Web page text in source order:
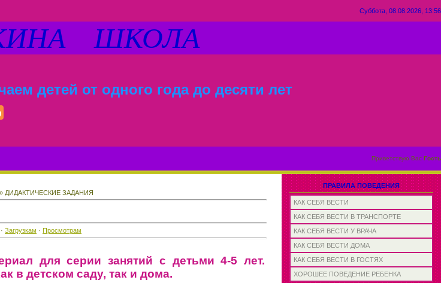
Суббота, 08.08.2026, 13:56
ШКОЛА
детей от одного года до десяти лет
Приветствую Вас Гость
» ДИДАКТИЧЕСКИЕ ЗАДАНИЯ
· Загрузкам · Просмотрам
для серии занятий с детьми 4-5 лет.
в детском саду, так и дома.
ПРАВИЛА ПОВЕДЕНИЯ
КАК СЕБЯ ВЕСТИ
КАК СЕБЯ ВЕСТИ В ТРАНСПОРТЕ
КАК СЕБЯ ВЕСТИ У ВРАЧА
КАК СЕБЯ ВЕСТИ ДОМА
КАК СЕБЯ ВЕСТИ В ГОСТЯХ
ХОРОШЕЕ ПОВЕДЕНИЕ РЕБЕНКА